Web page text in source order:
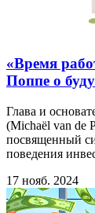
«Время
Поппе о
Глава и
(Michaël van de
посвященный
поведения
17 нояб. 2024